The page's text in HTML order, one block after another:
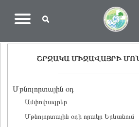
ՇՐՋԱԿԱ ՄԻՋԱՎԱՅՐԻ
Մթնոլորտային օդ
Ամփոփագրեր
Մթնոլորտային օդի որակը Երևանում